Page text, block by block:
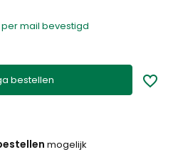
mail bevestigd
bestellen
mogelijk